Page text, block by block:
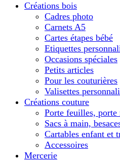
Créations bois
Cadres photo
Carnets A5
Cartes étapes bébé
Etiquettes
Occasions spéciales
Petits articles
Pour les couturières
Valisettes
Créations couture
Porte feuilles, porte
Sacs à main,
Cartables enfant et
Accessoires
Mercerie